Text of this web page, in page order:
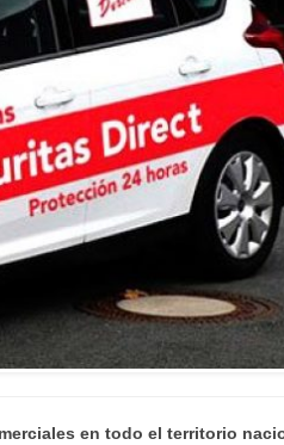
en todo el territorio